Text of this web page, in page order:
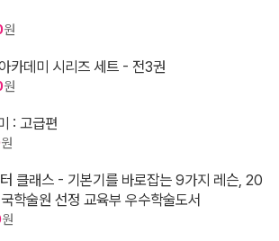
원
카데미 시리즈 세트 - 전3권
원
: 고급편
원
클래스 - 기본기를 바로잡는 9가지 레슨, 20
학술원 선정 교육부 우수학술도서
원